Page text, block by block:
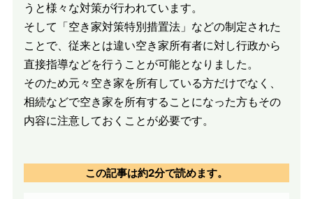
うと様々な対策が行われています。
そして「空き家対策特別措置法」などの制定された
ことで、従来とは違い空き家所有者に対し行政から
直接指導などを行うことが可能となりました。
そのため元々空き家を所有している方だけでなく、
相続などで空き家を所有することになった方もその
内容に注意しておくことが必要です。
この記事は約2分で読めます。